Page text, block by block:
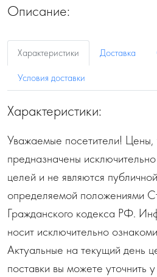
Описание:
Характеристики Доставка
Условия доставки
Характеристики:
Уважаемые посетители! Цены,
предназначены
целей и не являются
определяемой положениями
Гражданского кодекса РФ.
носит исключительно
Актуальные на текущий день
поставки вы можете уточнить